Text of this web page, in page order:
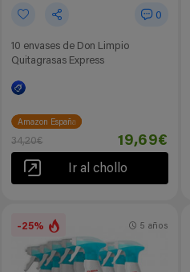
0
10 envases de Don Limpio
Quitagrasas Express
Amazon España
34,20€ 19,69€
Ir al chollo
-25% 5 años